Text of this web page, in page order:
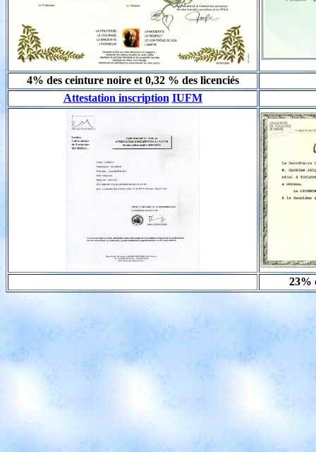
4% des ceinture noire et 0,32 % des licenciés
Attestation inscription IUFM
23%